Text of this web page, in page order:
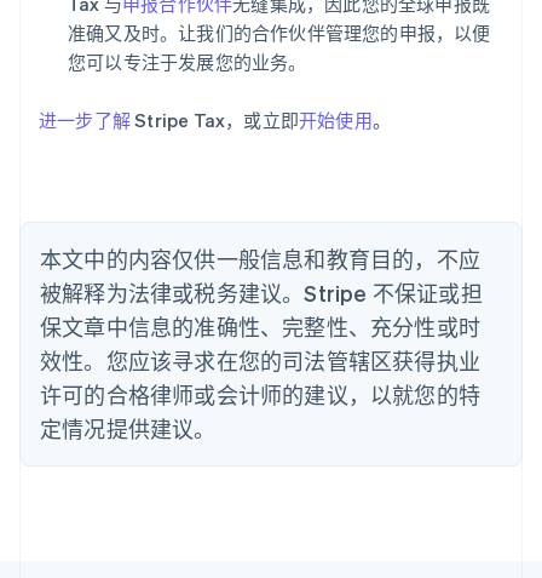
准确又及时。让我们的合作伙伴管理您的申报，以便
您可以专注于发展您的业务。
进一步了解Stripe Tax，或立即开始使用。
本文中的内容仅供一般信息和教育目的，不应
被解释为法律或税务建议。Stripe 不保证或担
保文章中信息的准确性、完整性、充分性或时
效性。您应该寻求在您的司法管辖区获得执业
许可的合格律师或会计师的建议，以就您的特
定情况提供建议。
English
奥地利
DeutschEnglish
English
English
比利时
NederlandsFrançaisDeutschEnglish
波兰
English
丹麦
English
德国
DeutschEnglish
法国
FrançaisEnglish